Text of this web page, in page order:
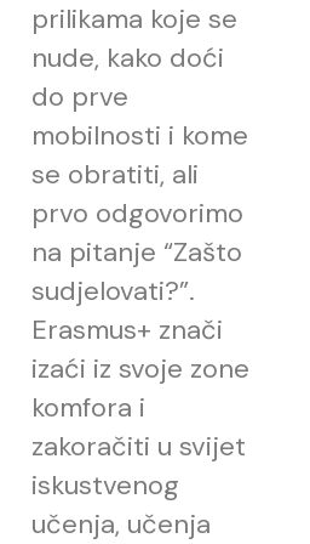
prilikama koje se
nude, kako doći
do prve
mobilnosti i kome
se obratiti, ali
prvo odgovorimo
na pitanje “Zašto
sudjelovati?”.
Erasmus+ znači
izaći iz svoje zone
komfora i
zakoračiti u svijet
iskustvenog
učenja, učenja